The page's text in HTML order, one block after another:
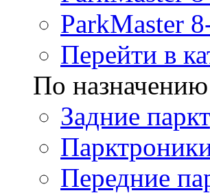
ParkMaster
Перейти в
По назначению
Задние
Передние